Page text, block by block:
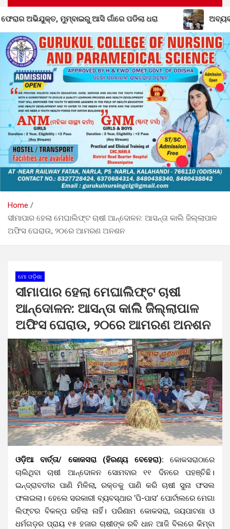
ଧରା ଅବ୍ୟବସ୍ଥାରେ ଡ଼ୁମେରପଡା ପ୍ରାଥମିକ
Home
ସୀମାପାର ହେଲା ମେଘାଲିଫ୍ଟ ଚାଷୀ ଆନ୍ଦୋଳନ: ଆସନ୍ତା କାଲି ଜିଲ୍ଲାପାଳ
ଅଫିସ ଘେରାଉ, ୨୦ରେ ଆମରଣ ଅନଶନ
ମୋ ଓଡ଼ିଶା
ସୀମାପାର ହେଲା ମେଘାଲିଫ୍ଟ ଚାଷୀ
ଆନ୍ଦୋଳନ: ଆସନ୍ତା କାଲି ଜିଲ୍ଲାପାଳ
ଅଫିସ ଘେରାଉ, ୨୦ରେ ଆମରଣ ଅନଶନ
ଓଡ଼ିଆ ବାର୍ତ୍ତା/ କୋକସରା (ହିରଣ୍ୟ ବେହେରା): କୋକସରାଠାରେ
ଚାଲିଥିବା ଚାଷୀ ଆନ୍ଦୋଳନ ସୋମବାର ୧୧ ଦିନରେ ପହଞ୍ଚିଛି।
ଇନ୍ଦ୍ରାବତୀର ପାଣି ମିଳିଲା, ରକ୍ତକୁ ପାଣି କରି ଚାଷୀ ସୁନା ଫସଲ
ଫଳାଇଲା। ହେଲେ ସରକାରୀ ବ୍ୟବସ୍ଥାର ‘ପି-ପାସ’ ପୋର୍ଟାଲରେ ମେଗା
ଲିଫ୍ଟର ବିକଳ୍ପ ରହିଲା ନାହିଁ। ପରିଣାମ କୋକସରା, ଜୟପାଟଣା ଓ
ଧର୍ମଗଡ଼ର ପ୍ରାୟ ୧୫ ହଜାର ଚାଷୀଙ୍କ ରବି ଧାନ ଆଜି ବିଲରେ କିମ୍ବା